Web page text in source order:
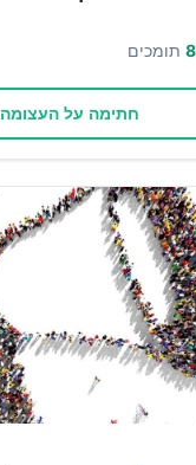
תומכים
חתימה על העצומה